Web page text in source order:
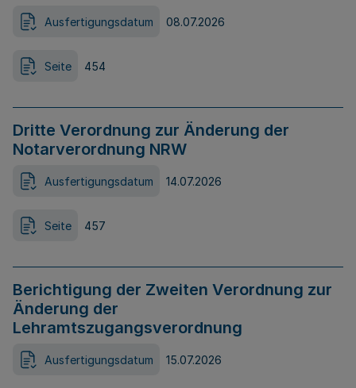
Ausfertigungsdatum 08.07.2026
Seite 454
Dritte Verordnung zur Änderung der
Notarverordnung NRW
Ausfertigungsdatum 14.07.2026
Seite 457
Berichtigung der Zweiten Verordnung zur
Änderung der
Lehramtszugangsverordnung
Ausfertigungsdatum 15.07.2026